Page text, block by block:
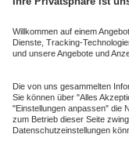
NussbaumID
Nussbaum Medien